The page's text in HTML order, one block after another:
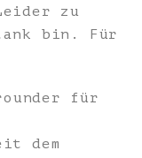
zu
bin. Für
für
dem